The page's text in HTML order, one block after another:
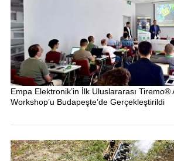
Empa Elektronik’in İlk Uluslararası Tiremo®
Workshop’u Budapeşte’de Gerçekleştirildi